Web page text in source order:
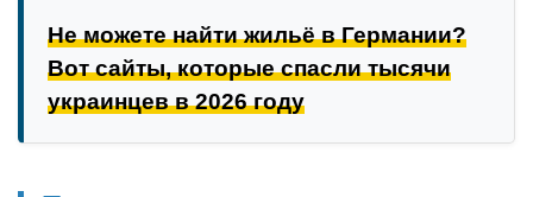
Не можете найти жильё в Германии?
Вот сайты, которые спасли тысячи
украинцев в 2026 году